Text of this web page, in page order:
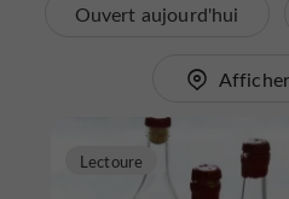
Ouvert aujourd'hui
Lectoure